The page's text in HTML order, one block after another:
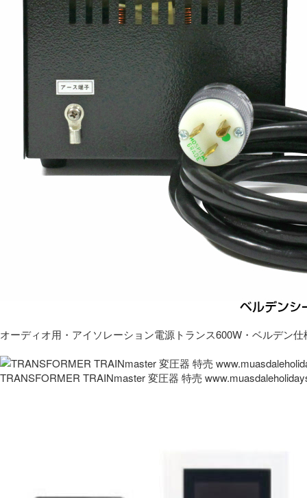
オーディオ用・アイソレーション電源トランス600W・ベルデン仕
TRANSFORMER TRAINmaster 変圧器 特売